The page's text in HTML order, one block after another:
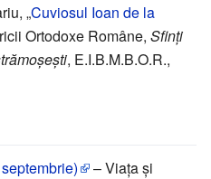
„Cuviosul Ioan de la
Ortodoxe Române, Sfinți
, E.I.B.M.B.O.R.,
– Viața și